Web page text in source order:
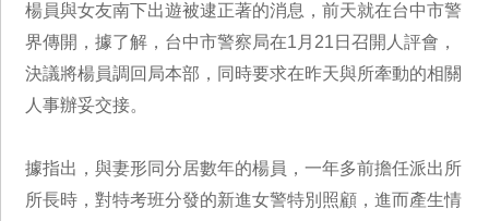
楊員與女友南下出遊被逮正著的消息，前天就在台中市警
界傳開，據了解，台中市警察局在1月21日召開人評會，
決議將楊員調回局本部，同時要求在昨天與所牽動的相關
人事辦妥交接。
據指出，與妻形同分居數年的楊員，一年多前擔任派出所
所長時，對特考班分發的新進女警特別照顧，進而產生情